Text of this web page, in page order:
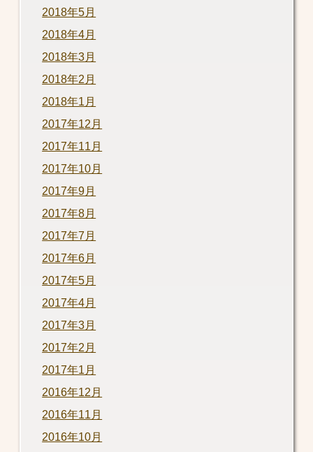
2018年5月
2018年4月
2018年3月
2018年2月
2018年1月
2017年12月
2017年11月
2017年10月
2017年9月
2017年8月
2017年7月
2017年6月
2017年5月
2017年4月
2017年3月
2017年2月
2017年1月
2016年12月
2016年11月
2016年10月